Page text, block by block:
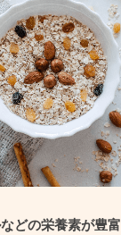
どの栄養素が豊富